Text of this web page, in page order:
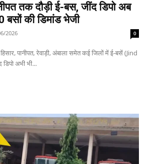
तक दौड़ी ई-बस, जींद डिपो अब
बसों की डिमांड भेजी
2026 0
पानीपत, रेवाड़ी, अंबाला समेत कई जिलों में ई-बसें (Jind
अभी भी...